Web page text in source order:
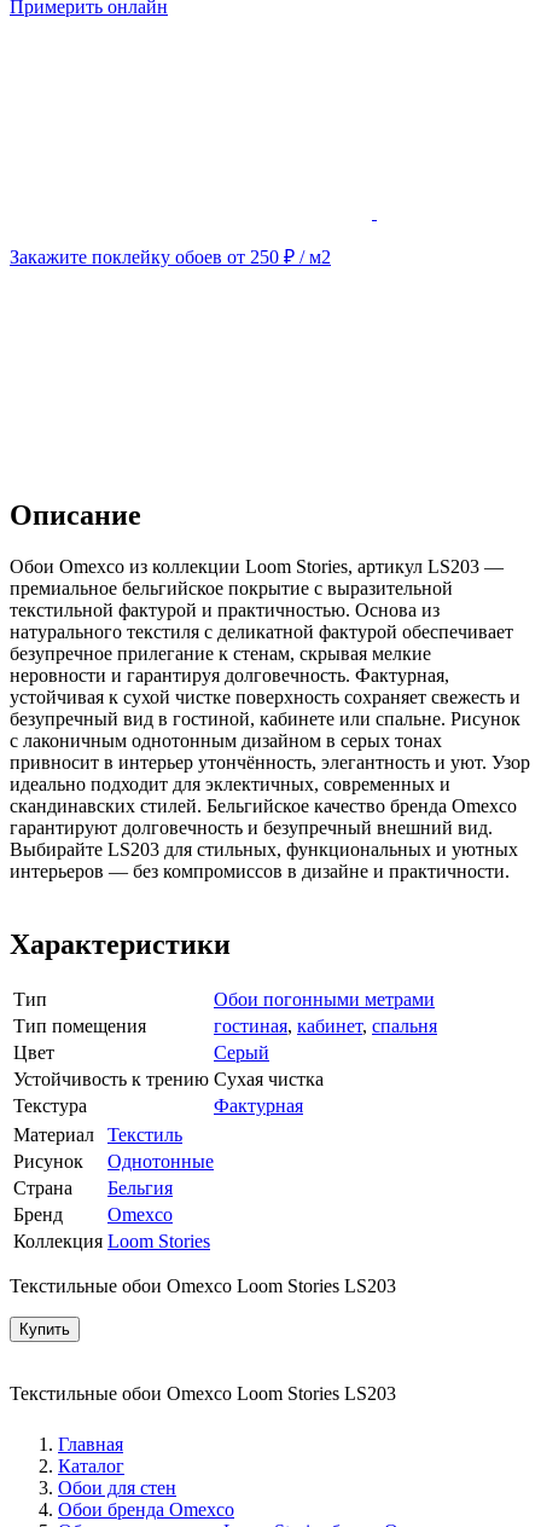
Примерить онлайн
Закажите поклейку обоев от 250 ₽ / м2
Описание
Обои Omexco из коллекции Loom Stories, артикул LS203 —
премиальное бельгийское покрытие с выразительной
текстильной фактурой и практичностью. Основа из
натурального текстиля с деликатной фактурой обеспечивает
безупречное прилегание к стенам, скрывая мелкие
неровности и гарантируя долговечность. Фактурная,
устойчивая к сухой чистке поверхность сохраняет свежесть и
безупречный вид в гостиной, кабинете или спальне. Рисунок
с лаконичным однотонным дизайном в серых тонах
привносит в интерьер утончённость, элегантность и уют. Узор
идеально подходит для эклектичных, современных и
скандинавских стилей. Бельгийское качество бренда Omexco
гарантируют долговечность и безупречный внешний вид.
Выбирайте LS203 для стильных, функциональных и уютных
интерьеров — без компромиссов в дизайне и практичности.
Характеристики
Тип
Обои погонными метрами
Тип помещения
гостиная, кабинет, спальня
Цвет
Серый
Устойчивость к трению Сухая чистка
Текстура
Фактурная
Материал
Текстиль
Рисунок
Однотонные
Страна
Бельгия
Бренд
Omexco
Коллекция Loom Stories
Текстильные обои Omexco Loom Stories LS203
Купить
Текстильные обои Omexco Loom Stories LS203
Главная
Каталог
Обои для стен
Обои бренда Omexco